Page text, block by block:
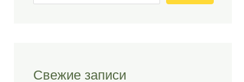
Свежие записи